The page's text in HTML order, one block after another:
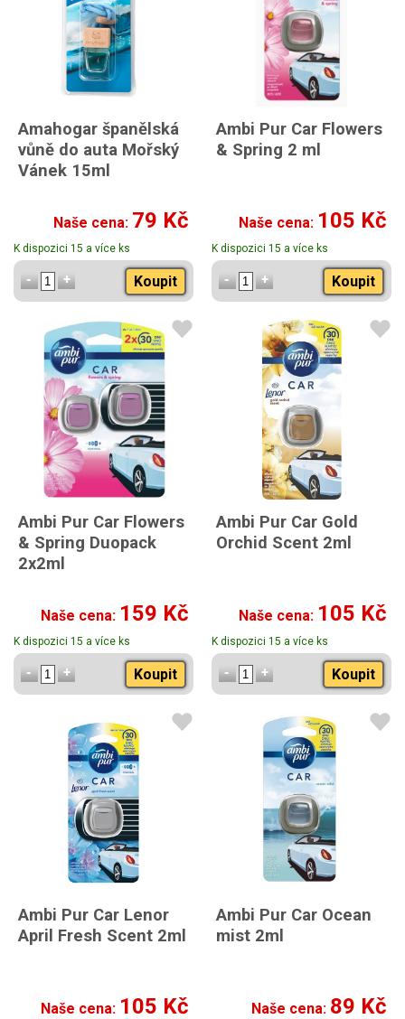
Amahogar španělská
vůně do auta Mořský
Vánek 15ml
Naše cena: 79 Kč
K dispozici 15 a více ks
Koupit
Ambi Pur Car Flowers
& Spring 2 ml
Naše cena: 105 Kč
K dispozici 15 a více ks
Koupit
Ambi Pur Car Flowers
& Spring Duopack
2x2ml
Naše cena: 159 Kč
K dispozici 15 a více ks
Koupit
Ambi Pur Car Gold
Orchid Scent 2ml
Naše cena: 105 Kč
K dispozici 15 a více ks
Koupit
Ambi Pur Car Lenor
April Fresh Scent 2ml
Naše cena: 105 Kč
Ambi Pur Car Ocean
mist 2ml
Naše cena: 89 Kč